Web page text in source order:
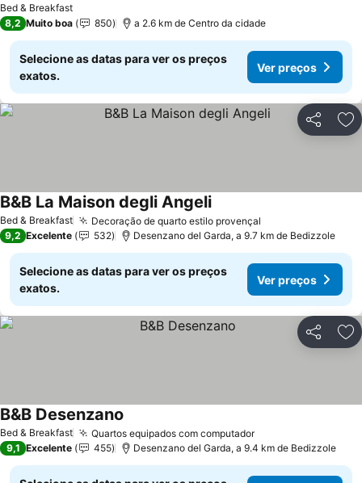
Bed & Breakfast
8,2 Muito boa 850 a 2.6 km de Centro da cidade
Selecione as datas para ver os preços
exatos.
Ver preços
Partilhar
Bed & Breakfast Decoração de quarto estilo provençal
B&B La Maison degli AngeliVer preços
9,2 Excelente 532 Desenzano del Garda, a 9.7 km de Bedizzole
Selecione as datas para ver os preços
exatos.
Ver preços
Partilhar
Bed & Breakfast Quartos equipados com computadorVer preços
B&B Desenzano
9,1 Excelente 455 Desenzano del Garda, a 9.4 km de Bedizzole